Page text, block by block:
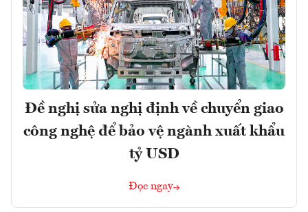
Đề nghị sửa nghị định về chuyển giao
công nghệ để bảo vệ ngành xuất khẩu
tỷ USD
Đọc ngay